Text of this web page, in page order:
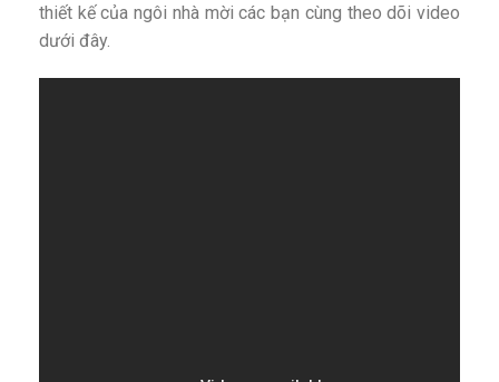
thiết kế của ngôi nhà mời các bạn cùng theo dõi video
dưới đây.